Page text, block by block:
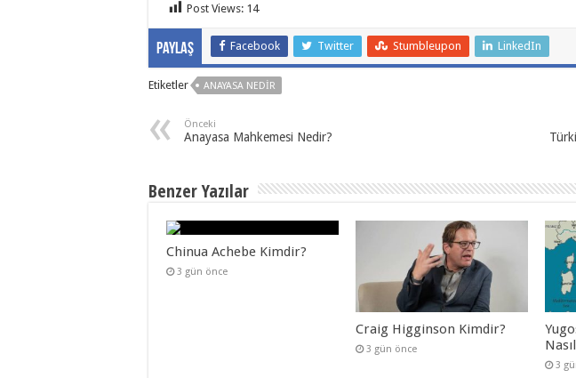
Post Views: 14
Paylaş Facebook Twitter Stumbleupon LinkedIn
Etiketler ANAYASA NEDIR
Önceki
Anayasa Mahkemesi Nedir?
Benzer Yazılar
Chinua Achebe Kimdir?
3 gün önce
Craig Higginson Kimdir?
3 gün önce
3